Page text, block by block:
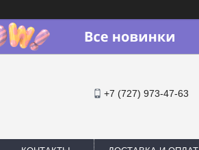
+7 (727) 973-47-63